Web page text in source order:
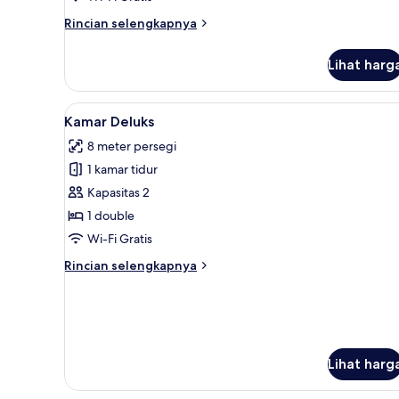
Rincian selengkapnya
Rincian
Family
Deluxe
Room
Lihat
Lihat
semua
foto
untuk
Kamar
Deluks
Kamar Deluks | Meja kerja,
7
Kamar Deluks
8 meter persegi
1 kamar tidur
Kapasitas 2
1 double
Wi-Fi Gratis
Rincian selengkapnya
Rincian
Lihat